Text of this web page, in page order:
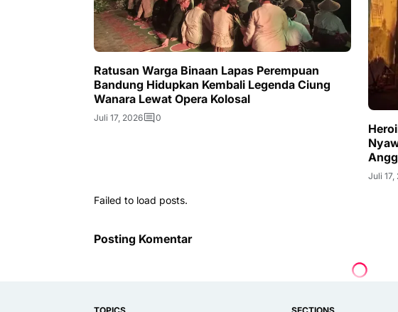
Ratusan Warga Binaan Lapas Perempuan
Bandung Hidupkan Kembali Legenda Ciung
Wanara Lewat Opera Kolosal
Juli 17, 2026 0
Juli 17,
Failed to load posts.
Posting Komentar